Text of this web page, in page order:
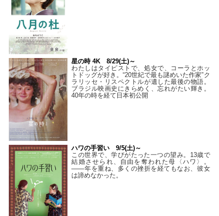
星の時 4K 8/29(土)～
わたしはタイピストで、処⼥で、コーラとホッ
トドッグが好き。“20世紀で最も謎めいた作家”ク
ラリッセ・リスペクトルが遺した最後の物語。
ブラジル映画史にきらめく、忘れがたい輝き。
40年の時を経て⽇本初公開
ハワの手習い 9/5(土)～
この世界で、学びがたった一つの望み。13歳で
結婚させられ、自由を奪われた母〈ハワ〉。
——年を重ね、多くの挫折を経てもなお、彼女
は諦めなかった。